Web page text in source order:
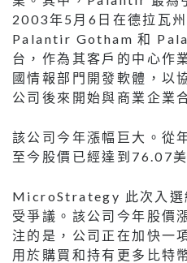
2003年5月6日在德拉瓦
Palantir Gotham 和
台，作為其客戶的中心作
國情報部門開發軟體，以
公司後來開始與商業企業
該公司今年漲幅巨大。從
至今股價已經達到76.07
MicroStrategy 此次入選
受爭議。該公司今年股價
注的是，公司正在加快一
用於購買和持有更多比特